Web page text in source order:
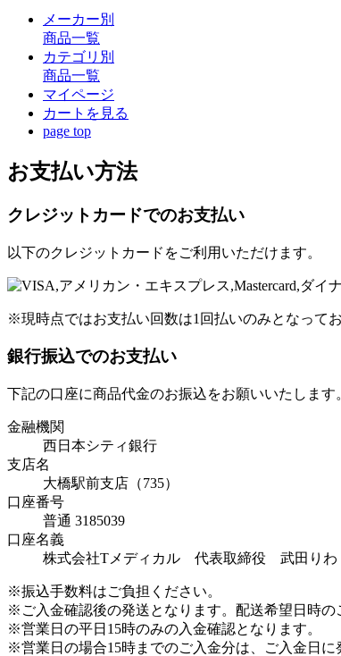
メーカー別
商品一覧
カテゴリ別
商品一覧
マイページ
カート を見る
page top
お支払い方法
クレジットカードでのお支払い
以下のクレジットカードをご利用いただけます。
※現時点ではお支払い回数は1回払いのみとなってお
銀行振込でのお支払い
下記の口座に商品代金のお振込をお願いいたします
金融機関
西日本シティ銀行
支店名
大橋駅前支店（735）
口座番号
普通 3185039
口座名義
株式会社Tメディカル 代表取締役 武田りわ
※振込手数料はご負担ください。
※ご入金確認後の発送となります。配送希望日時の
※営業日の平日15時のみの入金確認となります。
※営業日の場合15時までのご入金分は、ご入金日に